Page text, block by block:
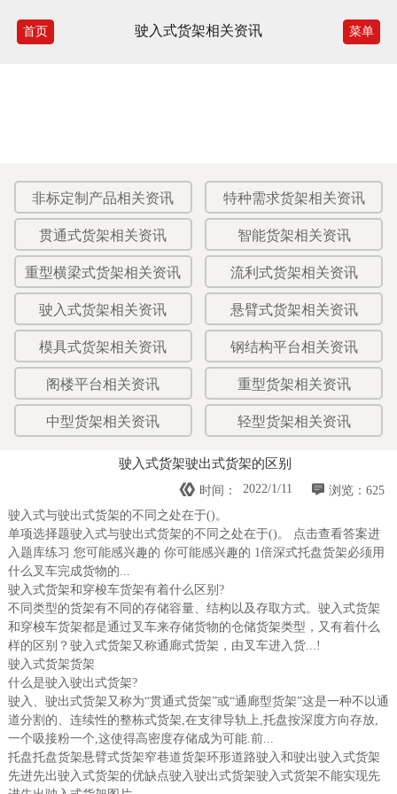
首页 驶入式货架相关资讯 菜单
非标定制产品相关资讯 特种需求货架相关资讯
贯通式货架相关资讯 智能货架相关资讯
重型横梁式货架相关资讯 流利式货架相关资讯
驶入式货架相关资讯 悬臂式货架相关资讯
模具式货架相关资讯 钢结构平台相关资讯
阁楼平台相关资讯 重型货架相关资讯
中型货架相关资讯 轻型货架相关资讯
驶入式货架驶出式货架的区别
 浏览：625
 时间：
2022/1/11
驶入式与驶出式货架的不同之处在于()。
单项选择题驶入式与驶出式货架的不同之处在于()。 点击查看答案进
入题库练习 您可能感兴趣的 你可能感兴趣的 1倍深式托盘货架必须用
什么叉车完成货物的...
驶入式货架和穿梭车货架有着什么区别?
不同类型的货架有不同的存储容量、结构以及存取方式。驶入式货架
和穿梭车货架都是通过叉车来存储货物的仓储货架类型，又有着什么
样的区别？驶入式货架又称通廊式货架，由叉车进入货...!
驶入式货架货架
什么是驶入驶出式货架?
驶入、驶出式货架又称为“贯通式货架”或“通廊型货架”这是一种不以通
道分割的、连续性的整栋式货架,在支律导轨上,托盘按深度方向存放,
一个吸接粉一个,这使得高密度存储成为可能.前...
托盘托盘货架悬臂式货架窄巷道货架环形道路驶入和驶出驶入式货架
先进先出驶入式货架的优缺点驶入驶出式货架驶入式货架不能实现先